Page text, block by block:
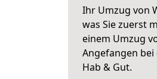
Ihr Umzug von
was Sie zuerst
einem Umzug
Angefangen
Hab & Gut.